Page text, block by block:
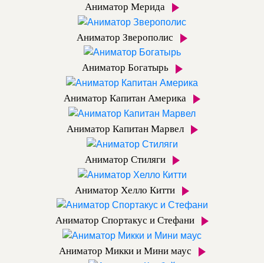
Аниматор Мерида
Аниматор Зверополис
Аниматор Богатырь
Аниматор Капитан Америка
Аниматор Капитан Марвел
Аниматор Стиляги
Аниматор Хелло Китти
Аниматор Спортакус и Стефани
Аниматор Микки и Мини маус